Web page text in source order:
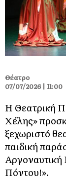
Θέατρο
07/07/2026 | 11:00
Η Θεατρική
Χέλης»
ξεχωριστό
παιδική
Αργοναυτική
Πόντου!».